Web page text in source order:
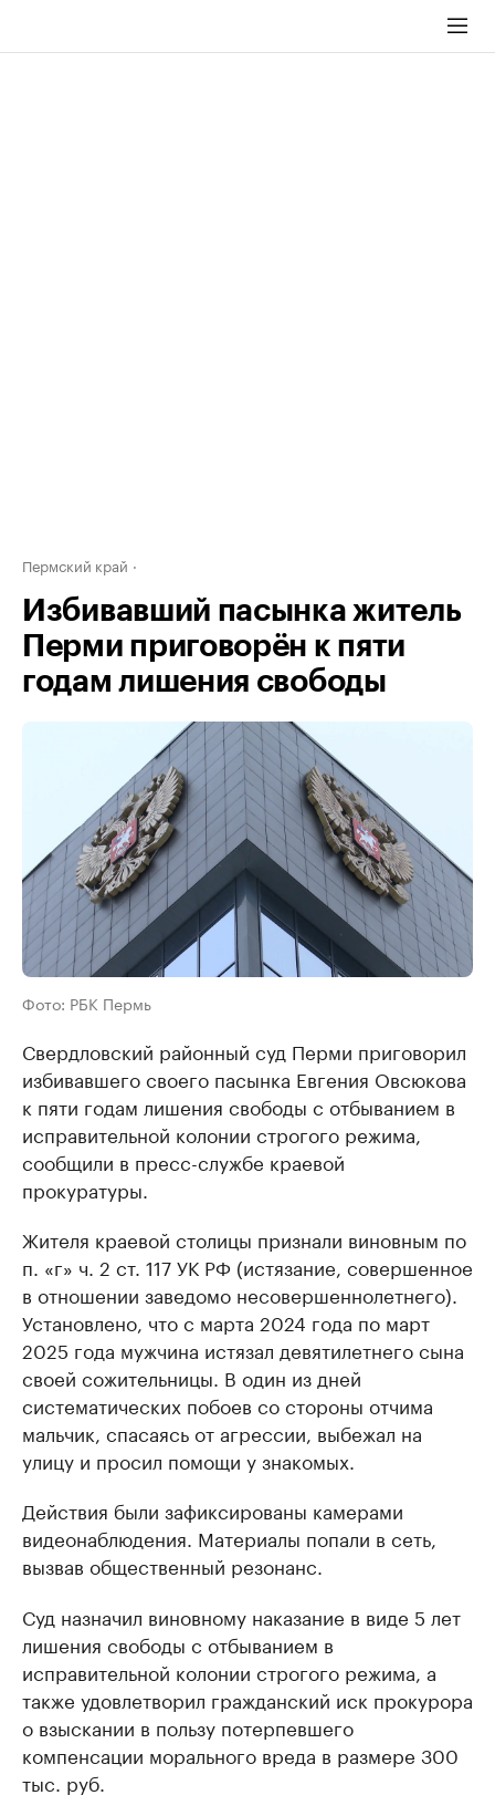
Пермский край
Избивавший пасынка житель
Перми приговорён к пяти
годам лишения свободы
Фото: РБК Пермь
Свердловский районный суд Перми приговорил
избивавшего своего пасынка Евгения Овсюкова
к пяти годам лишения свободы с отбыванием в
исправительной колонии строгого режима,
сообщили в пресс-службе краевой
прокуратуры.
Жителя краевой столицы признали виновным по
п. «г» ч. 2 ст. 117 УК РФ (истязание, совершенное
в отношении заведомо несовершеннолетнего).
Установлено, что с марта 2024 года по март
2025 года мужчина истязал девятилетнего сына
своей сожительницы. В один из дней
систематических побоев со стороны отчима
мальчик, спасаясь от агрессии, выбежал на
улицу и просил помощи у знакомых.
Действия были зафиксированы камерами
видеонаблюдения. Материалы попали в сеть,
вызвав общественный резонанс.
Суд назначил виновному наказание в виде 5 лет
лишения свободы с отбыванием в
исправительной колонии строгого режима, а
также удовлетворил гражданский иск прокурора
о взыскании в пользу потерпевшего
компенсации морального вреда в размере 300
тыс. руб.